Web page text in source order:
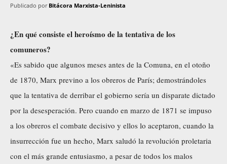
Publicado por Bitácora Marxista-Leninista
¿En qué consiste el heroísmo de la tentativa de los
comuneros?
«Es sabido que algunos meses antes de la Comuna, en el otoño
de 1870, Marx previno a los obreros de París; demostrándoles
que la tentativa de derribar el gobierno sería un disparate dictado
por la desesperación. Pero cuando en marzo de 1871 se impuso
a los obreros el combate decisivo y ellos lo aceptaron, cuando la
insurrección fue un hecho, Marx saludó la revolución proletaria
con el más grande entusiasmo, a pesar de todos los malos